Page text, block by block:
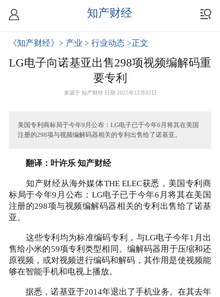
知产财经
《知产财经》 > 产业 > 行业动态 >正文
LG电子向诺基亚出售298项视频编解码重
要专利
来源于 知产财经 日期 2025年12月02日
美国专利商标局于今年9月公布：LG电子已于今年6月将其在美国
注册的298项与视频编解码器相关的专利出售给了诺基亚。
翻译：叶许乐 知产财经
知产财经从海外媒体THE ELEC获悉，美国专利商
标局于今年9月公布：LG电子已于今年6月将其在美国
注册的298项与视频编解码器相关的专利出售给了诺基
亚。
这些专利均为标准编码专利，与LG电子今年1月出
售给小米的59项专利类型相同。编解码器用于压缩和还
原视频，或对视频进行编码和解码，其作用是使视频能
够在智能手机和电视上播放。
据悉，诺基亚于2014年退出了手机业务。在其去年